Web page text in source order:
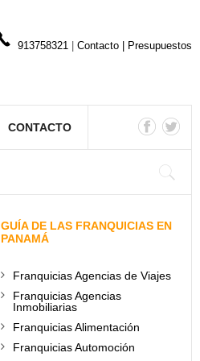
913758321 Contacto Presupuestos
CONTACTO
GUÍA DE LAS FRANQUICIAS EN
PANAMÁ
Franquicias Agencias de Viajes
Franquicias Agencias
Inmobiliarias
Franquicias Alimentación
Franquicias Automoción